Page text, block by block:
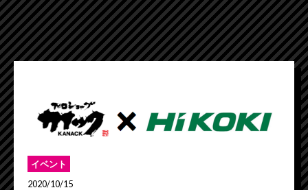
イベント
2020/10/15